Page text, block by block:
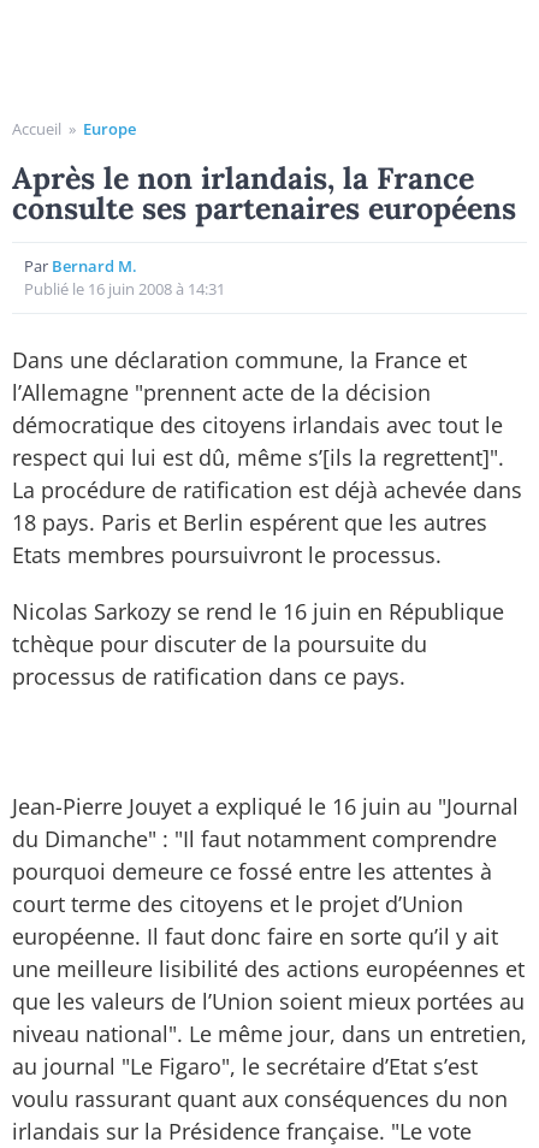
Accueil » Europe
Après le non irlandais, la France
consulte ses partenaires européens
Par Bernard M.
Publié le 16 juin 2008 à 14:31
Dans une déclaration commune, la France et
l’Allemagne "prennent acte de la décision
démocratique des citoyens irlandais avec tout le
respect qui lui est dû, même s’[ils la regrettent]".
La procédure de ratification est déjà achevée dans
18 pays. Paris et Berlin espérent que les autres
Etats membres poursuivront le processus.
Nicolas Sarkozy se rend le 16 juin en République
tchèque pour discuter de la poursuite du
processus de ratification dans ce pays.
Jean-Pierre Jouyet a expliqué le 16 juin au "Journal
du Dimanche" : "Il faut notamment comprendre
pourquoi demeure ce fossé entre les attentes à
court terme des citoyens et le projet d’Union
européenne. Il faut donc faire en sorte qu’il y ait
une meilleure lisibilité des actions européennes et
que les valeurs de l’Union soient mieux portées au
niveau national". Le même jour, dans un entretien,
au journal "Le Figaro", le secrétaire d’Etat s’est
voulu rassurant quant aux conséquences du non
irlandais sur la Présidence française. "Le vote